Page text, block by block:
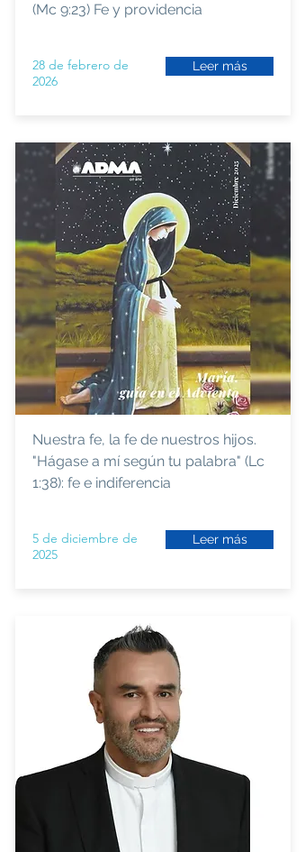
(Mc 9:23) Fe y providencia
28 de febrero de
2026
Leer más
Nuestra fe, la fe de nuestros hijos.
"Hágase a mí según tu palabra" (Lc
1:38): fe e indiferencia
5 de diciembre de
2025
Leer más